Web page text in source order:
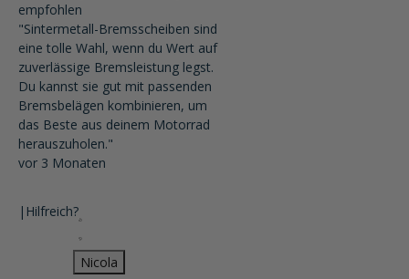
empfohlen
"Sintermetall-Bremsscheiben sind
eine tolle Wahl, wenn du Wert auf
zuverlässige Bremsleistung legst.
Du kannst sie gut mit passenden
Bremsbelägen kombinieren, um
das Beste aus deinem Motorrad
herauszuholen."
vor 3 Monaten
| Hilfreich?
Nicola